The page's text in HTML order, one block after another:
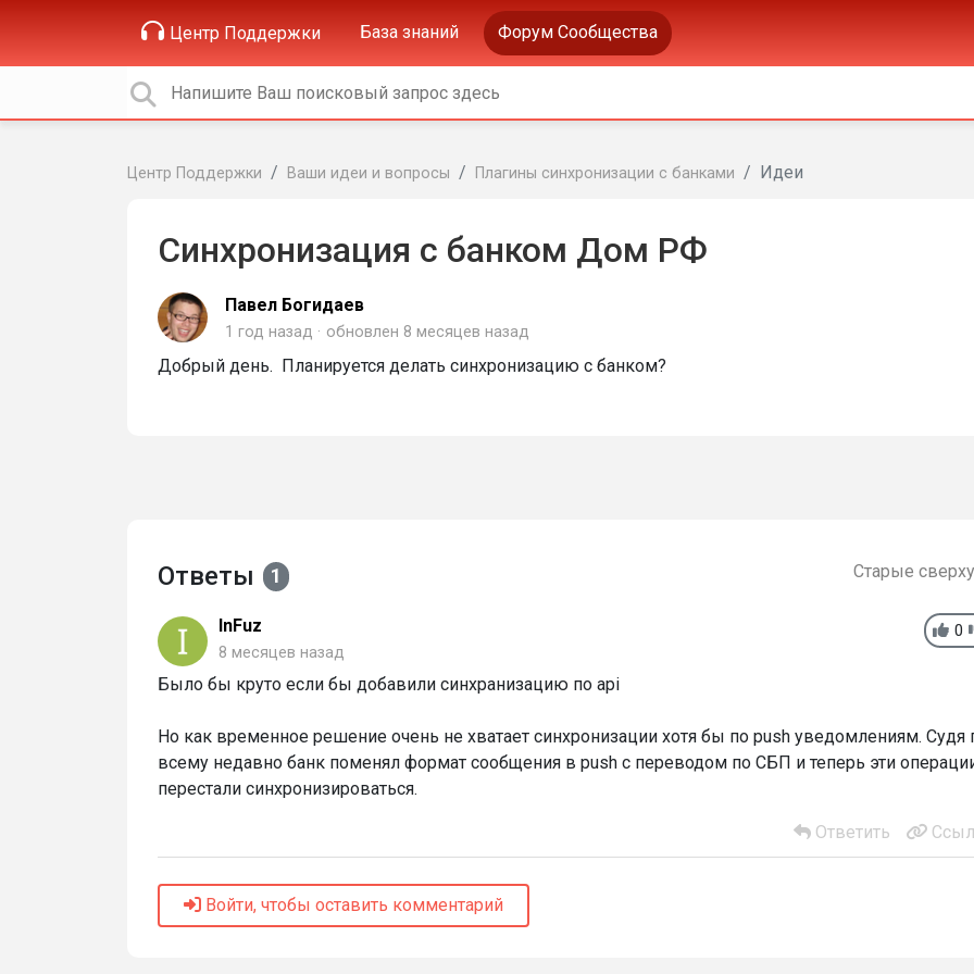
Центр Поддержки База знаний Форум Сообщества
Центр Поддержки Ваши идеи и вопросы Плагины синхронизации с банками Идеи
Синхронизация с банком Дом РФ
Павел Богидаев
1 год назад обновлен 8 месяцев назад
Добрый день. Планируется делать синхронизацию с банком?
Ответы 1 Старые сверху
0
InFuz
8 месяцев назад
Было бы круто если бы добавили синхранизацию по api
Но как временное решение очень не хватает синхронизации хотя бы по push уведомлениям. Судя
всему недавно банк поменял формат сообщения в push с переводом по СБП и теперь эти
перестали синхронизироваться.
Ответить
Войти, чтобы оставить комментарий